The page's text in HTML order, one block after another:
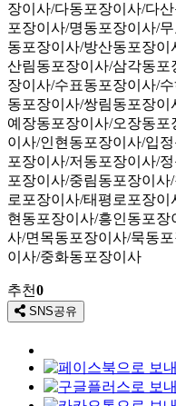
장이사/다동포장이사/다
포장이사/명동포장이사/
동포장이사/방산동포장
산림동포장이사/삼각동포
장이사/수표동포장이사/
동포장이사/쌍림동포장
예장동포장이사/오장동
이사/인현동포장이사/입
포장이사/저동포장이사/
포장이사/중림동포장이
로포장이사/태평로포장
현동포장이사/흥인동포장
사/면목동포장이사/묵동
이사/중화동포장이사
추천0
SNS공유